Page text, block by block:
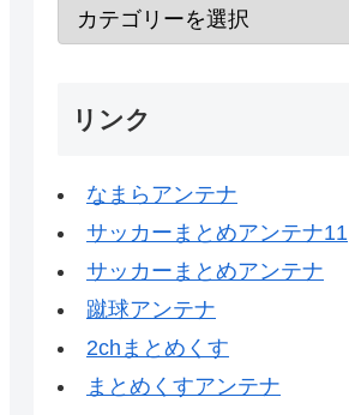
リンク
なまらアンテナ
サッカーまとめアンテナ11
サッカーまとめアンテナ
蹴球アンテナ
2chまとめくす
まとめくすアンテナ